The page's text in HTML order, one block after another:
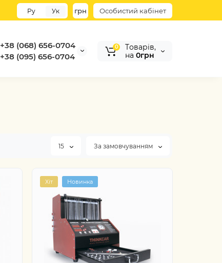
Особистий кабінет
грн
Ру Ук
+38 (068) 656-0704
+38 (095) 656-0704
0
Tоварів,
на 0грн
15 За замовчуванням
Хіт Новинка